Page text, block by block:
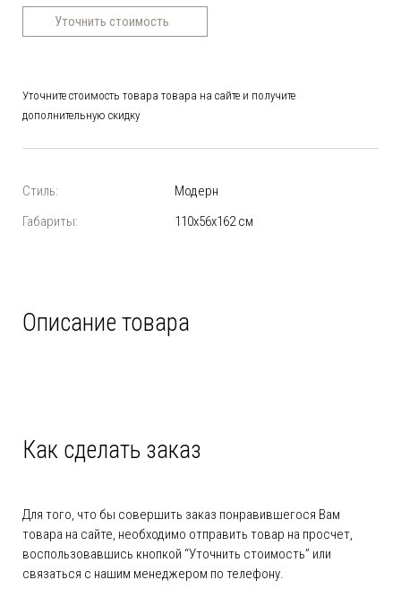
Уточнить стоимость
Уточните стоимость товара товара на сайте и получите
дополнительную скидку
Стиль:
Модерн
Габариты:
110х56х162 см
Описание товара
Как сделать заказ
Для того, что бы совершить заказ понравившегося Вам
товара на сайте, необходимо отправить товар на просчет,
воспользовавшись кнопкой “Уточнить стоимость” или
связаться с нашим менеджером по телефону.